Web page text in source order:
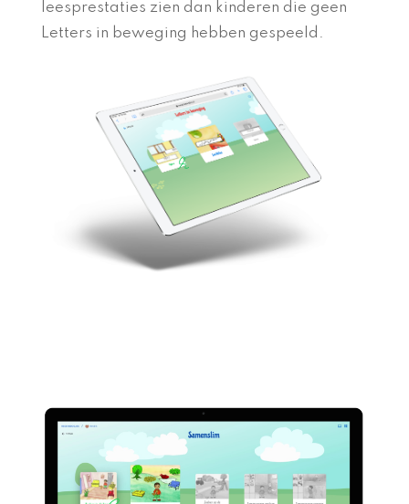
leesprestaties zien dan kinderen die geen
Letters in beweging hebben gespeeld.